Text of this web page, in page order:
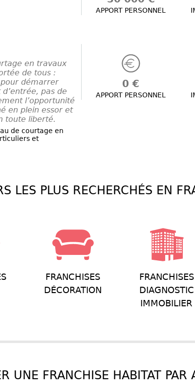
APPORT PERSONNEL
en travaux
de tous :
démarrer
pas de
l’opportunité
en plein essor et
toute liberté.
de courtage en
et
0 €
APPORT PERSONNEL
LES PLUS RECHERCHÉS EN
FRANCHISES
DÉCORATION
FRANCHISES
DIAGNOSTIC
IMMOBILIER
UNE FRANCHISE HABITAT PAR